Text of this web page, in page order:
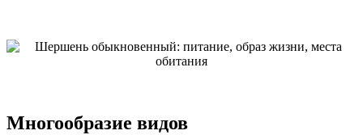
Многообразие видов